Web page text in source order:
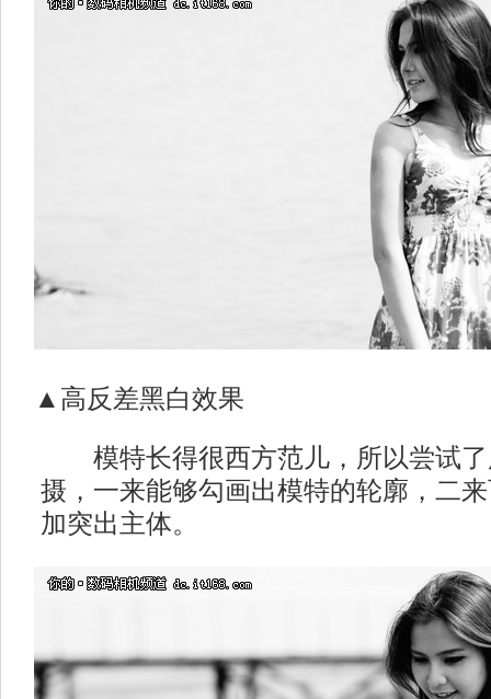
▲高反差黑白效果
模特长得很西方范儿，所以尝试了
摄，一来能够勾画出模特的轮廓，二
加突出主体。